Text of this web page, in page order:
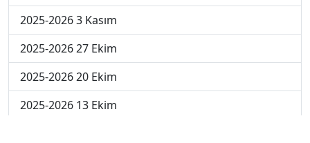
2025-2026 3 Kasım
2025-2026 27 Ekim
2025-2026 20 Ekim
2025-2026 13 Ekim